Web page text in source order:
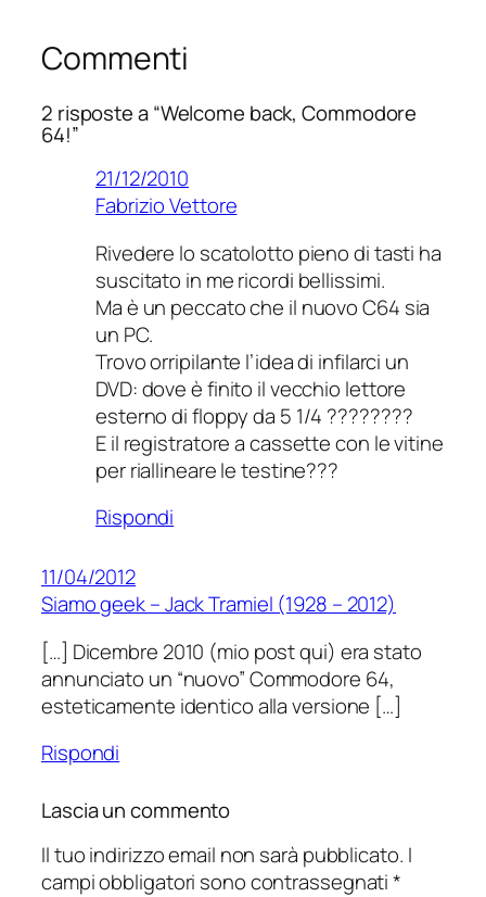
functional
PC
compatible,
so
versions
Windows
you
need
to.
Commenti
2 risposte a “Welcome back, Commodore
64!”
21/12/2010
Fabrizio Vettore
Rivedere lo scatolotto pieno di tasti ha
suscitato in me ricordi bellissimi.
Ma è un peccato che il nuovo C64 sia
un PC.
Trovo orripilante l’idea di infilarci un
DVD: dove è finito il vecchio lettore
esterno di floppy da 5 1/4 ????????
E il registratore a cassette con le vitine
per riallineare le testine???
Rispondi
11/04/2012
Siamo geek – Jack Tramiel (1928 – 2012)
[…] Dicembre 2010 (mio post qui) era stato
annunciato un “nuovo” Commodore 64,
esteticamente identico alla versione […]
Rispondi
Lascia un commento
Il tuo indirizzo email non sarà pubblicato. I
campi obbligatori sono contrassegnati*